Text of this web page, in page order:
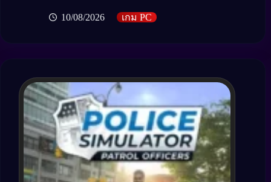
10/08/2026 เกม PC